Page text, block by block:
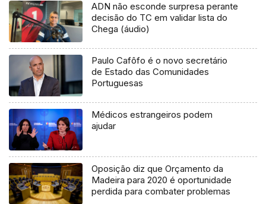
ADN não esconde surpresa perante
decisão do TC em validar lista do
Chega (áudio)
Paulo Cafôfo é o novo secretário
de Estado das Comunidades
Portuguesas
Médicos estrangeiros podem
ajudar
Oposição diz que Orçamento da
Madeira para 2020 é oportunidade
perdida para combater problemas